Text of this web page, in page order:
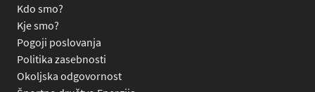
Kdo smo?
Kje smo?
Pogoji poslovanja
Politika zasebnosti
Okoljska odgovornost